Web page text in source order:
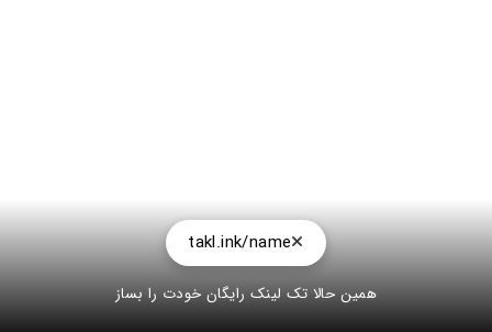
takl.ink/name
همین حالا تک لینک رایگان خودت را بساز